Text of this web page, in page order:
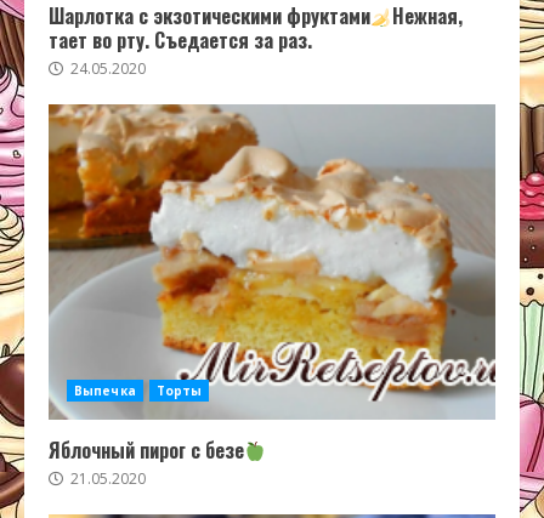
Шарлотка с экзотическими фруктами
Нежная,
тает во рту. Съедается за раз.
24.05.2020
Выпечка Торты
Яблочный пирог с безе
21.05.2020